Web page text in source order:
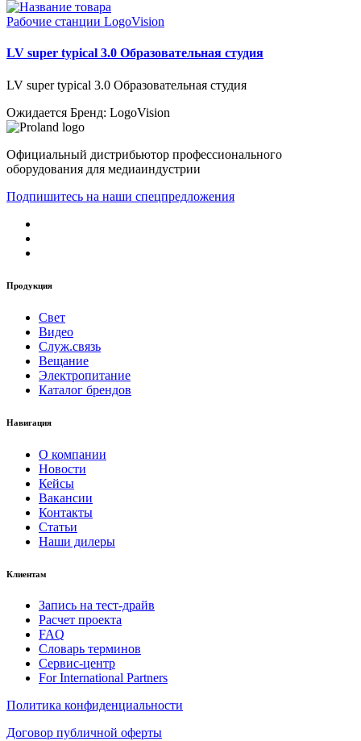
Рабочие станции LogoVision
LV super typical 3.0 Образовательная студия
LV super typical 3.0 Образовательная студия
Ожидается Бренд: LogoVision
Официальный дистрибьютор профессионального
оборудования для медиаиндустрии
Подпишитесь на наши спецпредложения
Продукция
Свет
Видео
Служ.связь
Вещание
Электропитание
Каталог брендов
Навигация
О компании
Новости
Кейсы
Вакансии
Контакты
Статьи
Наши дилеры
Клиентам
Запись на тест-драйв
Расчет проекта
FAQ
Словарь терминов
Сервис-центр
For International Partners
Политика конфиденциальности
Договор публичной оферты